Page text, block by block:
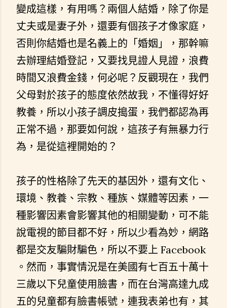
變成這樣，有用嗎？兩個人結婚，除了你是
丈夫或是妻子外，還要有個孩子才像家庭，
否則你結婚也是名義上的「婚姻」，那幹嘛
去辦理結婚登記，又要找見證人見證，浪費
時間又浪費金錢，何必呢？反觀現在，我們
父母對於孩子的態度依然故我，不懂得好好
教養，所以小孩子調皮搗蛋，我們都認為再
正常不過，那要如何說，這孩子有無暴力行
為，是從這裡開始的？
孩子的性格除了先天的基因外，還有文化、
環境、教養、宗教、種族、媒體等因素，一
種影響因素會影響其他的相關變動，可不能
說電視的節目都不好，所以少看為妙，網路
都是交友騙財騙色，所以不要上 Facebook
。然而，事實情況是在美國有七百五十萬十
三歲以下兒童使用臉書，而在台灣高達九成
五的兒童都有臉書帳號，連我表弟也有，其